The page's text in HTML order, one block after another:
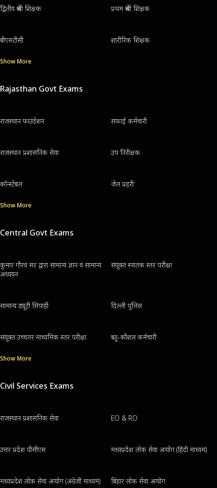
द्वितीय श्रेणी शिक्षक प्रथम श्रेणी शिक्षक
बीएसटीसी शारीरिक शिक्षक
Show More
Rajasthan Govt Exams
राजस्थान फाउंडेशन सफाई कर्मचारी
राजस्थान प्रशासनिक सेवा उप निरीक्षक
कॉन्स्टेबल जेल प्रहरी
Show More
Central Govt Exams
कुमार गौरव सर द्वारा सामान्य ज्ञान व सामान्य
अध्ययन
संयुक्त स्नातक स्तर परीक्षा
सामान्य ड्यूटी सिपाही दिल्ली पुलिस
संयुक्त उच्चतर माध्यमिक स्तर परीक्षा बहु-कौशल कर्मचारी
Show More
Civil Services Exams
राजस्थान प्रशासनिक सेवा EO & RO
उत्तर प्रदेश पीसीएस मध्यप्रदेश लोक सेवा आयोग (हिंदी माध्यम)
मध्यप्रदेश लोक सेवा आयोग (अंग्रेजी माध्यम) बिहार लोक सेवा आयोग